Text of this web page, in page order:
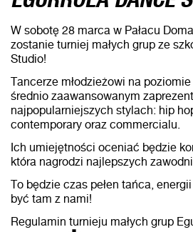
W sobotę 28 marca w Pałacu
zostanie turniej małych grup ze
Studio!
Tancerze młodzieżowi na
średnio zaawansowanym
najpopularniejszych stylach: hip
contemporary oraz commercialu.
Ich umiejętności oceniać będzie
która nagrodzi najlepszych
To będzie czas pełen tańca,
być tam z nami!
Regulamin turnieju małych grup